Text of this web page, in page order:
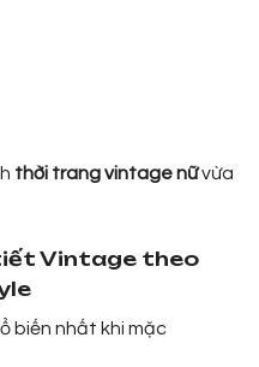
thời trang vintage nữvừa
Vintage theo
biến nhất khi mặc